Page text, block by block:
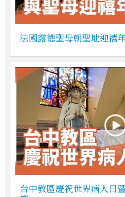
法國露德聖母朝聖地迎禧
台中教區慶祝世界病人日